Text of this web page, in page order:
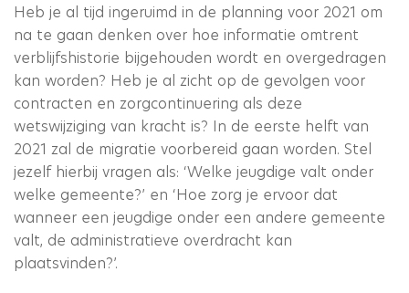
Heb je al tijd ingeruimd in de planning voor 2021 om
na te gaan denken over hoe informatie omtrent
verblijfshistorie bijgehouden wordt en overgedragen
kan worden? Heb je al zicht op de gevolgen voor
contracten en zorgcontinuering als deze
wetswijziging van kracht is? In de eerste helft van
2021 zal de migratie voorbereid gaan worden. Stel
jezelf hierbij vragen als: ‘Welke jeugdige valt onder
welke gemeente?’ en ‘Hoe zorg je ervoor dat
wanneer een jeugdige onder een andere gemeente
valt, de administratieve overdracht kan
plaatsvinden?’.